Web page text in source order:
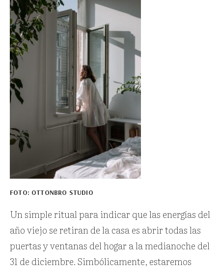
FOTO: OTTONBRO STUDIO
Un simple ritual para indicar que las energías del
año viejo se retiran de la casa es abrir todas las
puertas y ventanas del hogar a la medianoche del
31 de diciembre. Simbólicamente, estaremos